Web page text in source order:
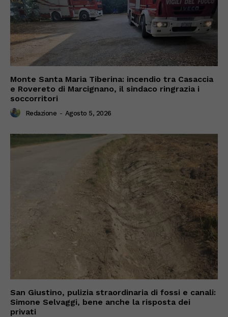
Monte Santa Maria Tiberina: incendio tra Casaccia
e Rovereto di Marcignano, il sindaco ringrazia i
soccorritori
Redazione - Agosto 5, 2026
San Giustino, pulizia straordinaria di fossi e canali:
Simone Selvaggi, bene anche la risposta dei
privati